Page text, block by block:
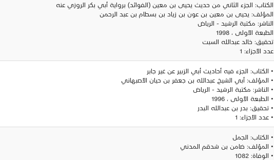
الكتاب: الجزء الثاني من حديث يحيى بن معين (الفوائد) برواية أبي بكر الروزي عنه
المؤلف: يحيى بن معين بن عون بن زياد بن بسطام بن عبد الرحمن
الناشر: مكتبة الرشيد - الرياض
الطبعة الأولى ، 1998
تحقيق: خالد عبدالله السبت
عدد الأجزاء: 1
• الكتاب: الجزء فيه أحاديث أبي الزبير عن غير جابر
• المؤلف: أبي الشيخ عبدالله بن جعفر بن حيان الأصبهاني
• الناشر: مكتبة الرشيد - الرياض
• الطبعة الأولى ، 1996
• تحقيق: بدر بن عبدالله البدر
• عدد الأجزاء: 1
• الكتاب: الجمل
• المؤلف: ضامن بن شدقم المدني
• الوفاة: 1082